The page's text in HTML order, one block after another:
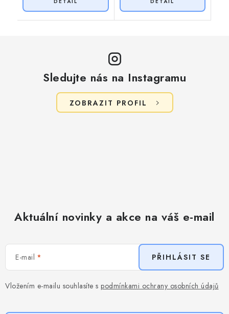
Sledujte nás na Instagramu
ZOBRAZIT PROFIL
Aktuální novinky a akce na váš e-mail
E-mail
Vložením e-mailu souhlasíte s podmínkami ochrany osobních údajů
PŘIHLÁSIT SE